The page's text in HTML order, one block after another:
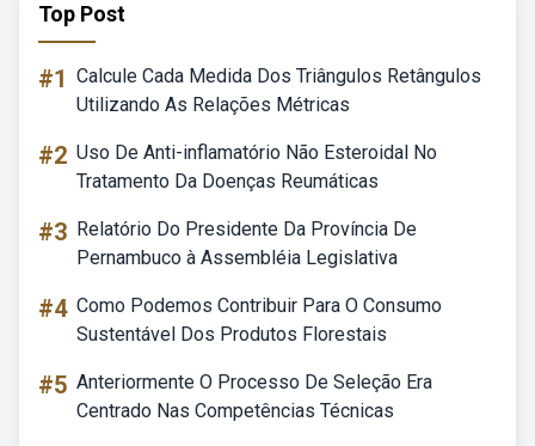
Top Post
#1 Calcule Cada Medida Dos Triângulos Retângulos
Utilizando As Relações Métricas
#2 Uso De Anti-inflamatório Não Esteroidal No
Tratamento Da Doenças Reumáticas
#3 Relatório Do Presidente Da Província De
Pernambuco à Assembléia Legislativa
#4 Como Podemos Contribuir Para O Consumo
Sustentável Dos Produtos Florestais
#5 Anteriormente O Processo De Seleção Era
Centrado Nas Competências Técnicas